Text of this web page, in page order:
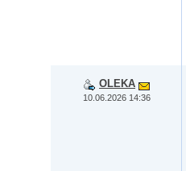
OLEKA
10.06.2026 14:36